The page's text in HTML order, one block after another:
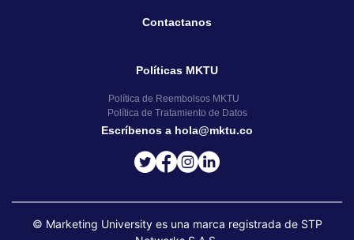
Contactanos
Políticas MKTU
Política de Reembolsos MKTU
Política de Tratamiento de Datos
Escríbenos a hola@mktu.co
© Marketing University es una marca registrada de STP